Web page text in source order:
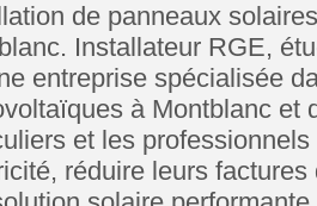
de panneaux
Installateur RGE,
entreprise spécialisée
à Montblanc et
et les
réduire leurs